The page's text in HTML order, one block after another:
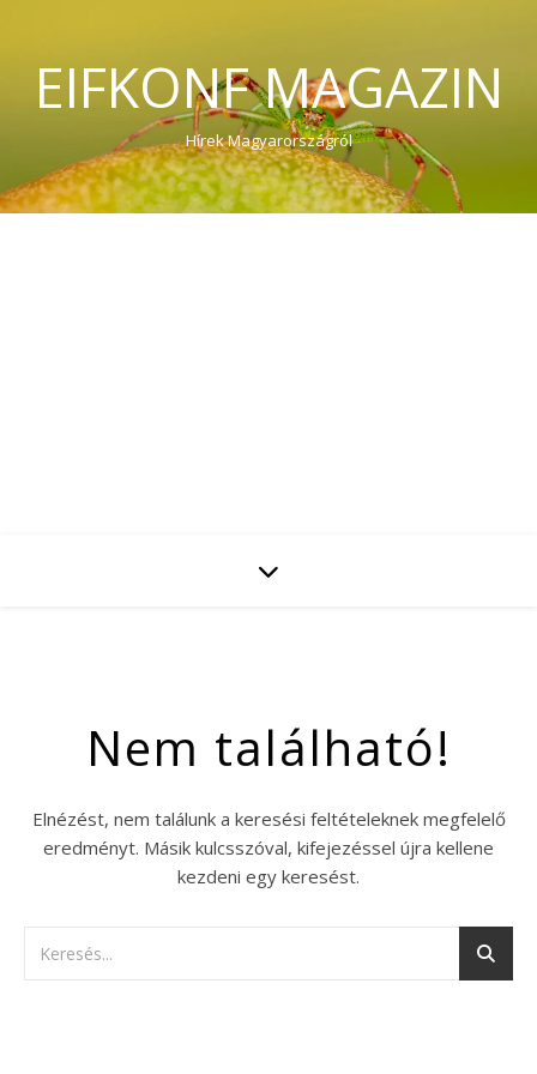
EIFKONF MAGAZIN
Hírek Magyarországról
Nem található!
Elnézést, nem találunk a keresési feltételeknek megfelelő
eredményt. Másik kulcsszóval, kifejezéssel újra kellene
kezdeni egy keresést.